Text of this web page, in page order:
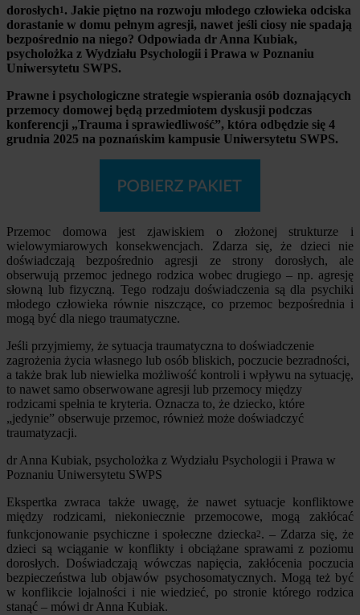
dorosłych1 . Jakie piętno na rozwoju młodego człowieka odciska
dorastanie w domu pełnym agresji, nawet jeśli ciosy nie spadają
bezpośrednio na niego? Odpowiada dr Anna Kubiak,
psycholożka z Wydziału Psychologii i Prawa w Poznaniu
Uniwersytetu SWPS.
Prawne i psychologiczne strategie wspierania osób doznających
przemocy domowej będą przedmiotem dyskusji podczas
konferencji „Trauma i sprawiedliwość”, która odbędzie się 4
grudnia 2025 na poznańskim kampusie Uniwersytetu SWPS.
Przemoc domowa jest zjawiskiem o złożonej strukturze i
wielowymiarowych konsekwencjach. Zdarza się, że dzieci nie
doświadczają bezpośrednio agresji ze strony dorosłych, ale
obserwują przemoc jednego rodzica wobec drugiego – np. agresję
słowną lub fizyczną. Tego rodzaju doświadczenia są dla psychiki
młodego człowieka równie niszczące, co przemoc bezpośrednia i
mogą być dla niego traumatyczne.
Jeśli przyjmiemy, że sytuacja traumatyczna to doświadczenie
zagrożenia życia własnego lub osób bliskich, poczucie bezradności,
a także brak lub niewielka możliwość kontroli i wpływu na sytuację,
to nawet samo obserwowane agresji lub przemocy między
rodzicami spełnia te kryteria. Oznacza to, że dziecko, które
„jedynie” obserwuje przemoc, również może doświadczyć
traumatyzacji.
dr Anna Kubiak, psycholożka z Wydziału Psychologii i Prawa w
Poznaniu Uniwersytetu SWPS
Ekspertka zwraca także uwagę, że nawet sytuacje konfliktowe
między rodzicami, niekoniecznie przemocowe, mogą zakłócać
funkcjonowanie psychiczne i społeczne dziecka2. – Zdarza się, że
dzieci są wciąganie w konflikty i obciążane sprawami z poziomu
dorosłych. Doświadczają wówczas napięcia, zakłócenia poczucia
bezpieczeństwa lub objawów psychosomatycznych. Mogą też być
w konflikcie lojalności i nie wiedzieć, po stronie którego rodzica
stanąć – mówi dr Anna Kubiak.